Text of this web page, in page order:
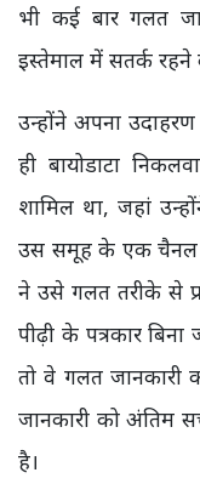
भी कई बार गलत
इस्तेमाल में सतर्क
उन्होंने अपना
ही बायोडाटा
शामिल था, जहां
उस समूह के एक चैनल
ने उसे गलत तरीके से
पीढ़ी के पत्रकार
तो वे गलत जानकारी
जानकारी को अंतिम
है।